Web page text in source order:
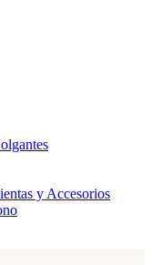
y Accesorios